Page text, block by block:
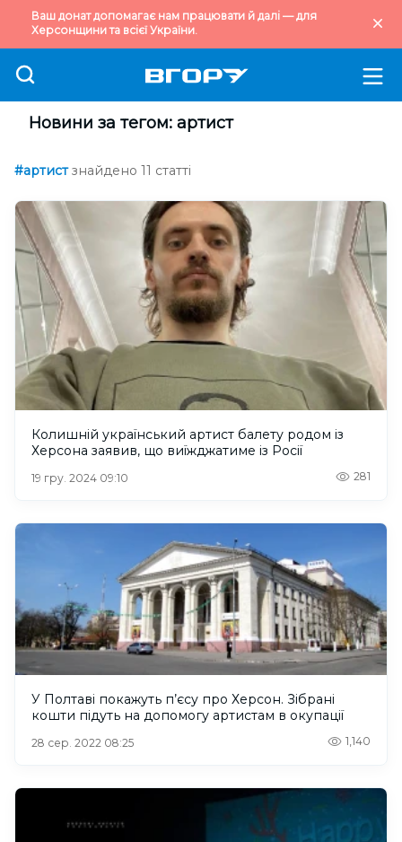
Ваш донат допомагає нам працювати й далі — для
Херсонщини та всієї України.
Новини за тегом: артист
#артист знайдено 11 статті
Колишній український артист балету родом із
Херсона заявив, що виїжджатиме із Росії
19 гру. 2024 09:10 281
У Полтаві покажуть п’єсу про Херсон. Зібрані
кошти підуть на допомогу артистам в окупації
28 сер. 2022 08:25 1,140